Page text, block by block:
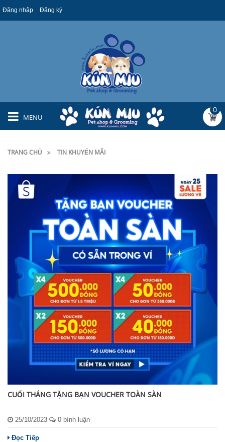
Đăng nhập Đăng ký
MENU
0
TRANG CHỦ TIN KHUYẾN MÃI
CUỐI THÁNG TẶNG BẠN VOUCHER TOÀN SÀN
25/10/2023 0 bình luận
Đọc Tiếp